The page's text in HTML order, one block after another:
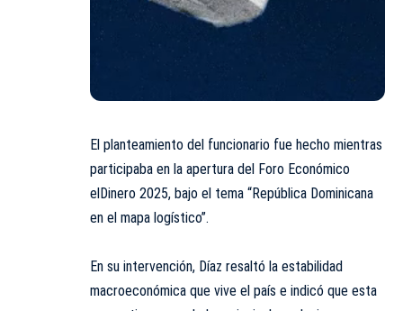
El planteamiento del funcionario fue hecho mientras
participaba en la apertura del Foro Económico
elDinero 2025, bajo el tema “República Dominicana
en el mapa logístico”.
En su intervención, Díaz resaltó la estabilidad
macroeconómica que vive el país e indicó que esta